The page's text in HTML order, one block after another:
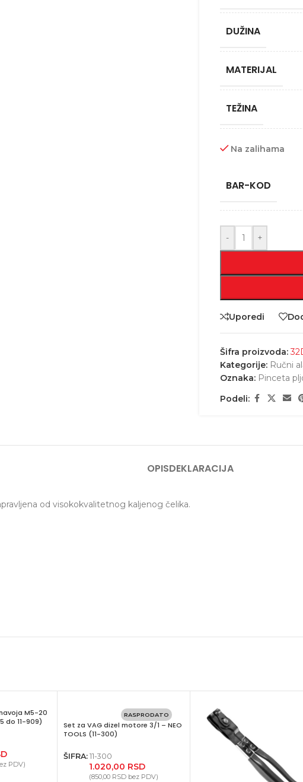
DUŽINA
MATERIJAL
TEŽINA
Na zalihama
BAR-KOD
- +
Uporedi
Šifra proizvoda:
Kategorije: Ručni
Oznaka: Pinceta
Podeli:
OPISDEKLARACIJA
od visokokvalitetnog kaljenog čelika.
M5-20
do 11-909)
PDV)
RASPRODATO
Set za VAG dizel motore 3/1 – NEO
TOOLS (11-300)
ŠIFRA:11-300
1.020,00 RSD
(850,00 RSD bez PDV)